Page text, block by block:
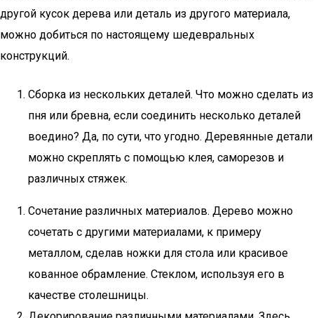
другой кусок дерева или деталь из другого материала,
можно добиться по настоящему шедевральных
конструкций.
Сборка из нескольких деталей. Что можно сделать из
пня или бревна, если соединить несколько деталей
воедино? Да, по сути, что угодно. Деревянные детали
можно скреплять с помощью клея, саморезов и
различных стяжек.
Сочетание различных материалов. Дерево можно
сочетать с другими материалами, к примеру
металлом, сделав ножки для стола или красивое
кованное обрамление. Стеклом, используя его в
качестве столешницы.